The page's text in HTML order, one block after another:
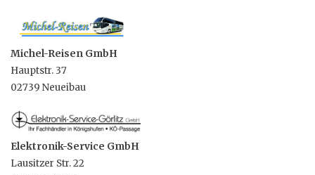
Michel-Reisen GmbH
Hauptstr. 37
02739 Neueibau
Elektronik-Service GmbH
Lausitzer Str. 22